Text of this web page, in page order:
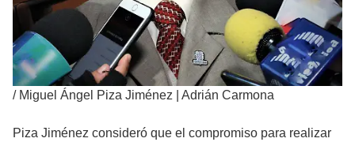
/ Miguel Ángel Piza Jiménez | Adrián Carmona
Piza Jiménez consideró que el compromiso para realizar